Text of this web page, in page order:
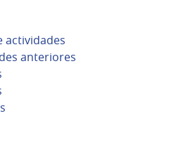
actividades
anteriores